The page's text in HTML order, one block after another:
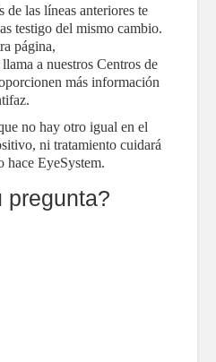
las líneas anteriores te
testigo del mismo cambio.
página,
a nuestros Centros de
más información
no hay otro igual en el
ni tratamiento cuidará
hace EyeSystem.
pregunta?